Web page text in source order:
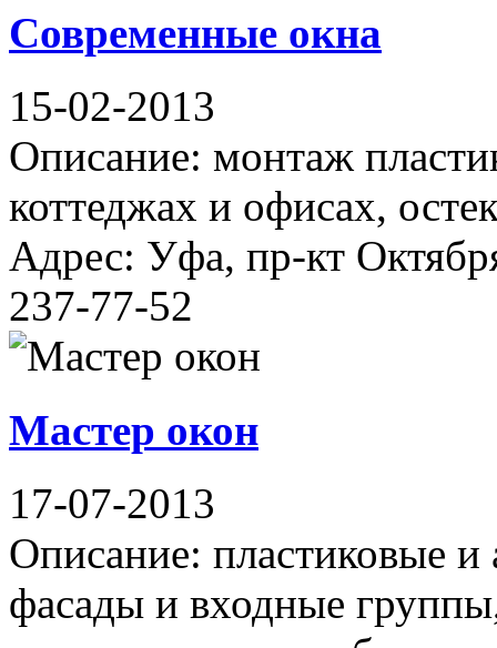
Современные окна
15-02-2013
Описание: монтаж
коттеджах и офисах,
Адрес: Уфа, пр-кт
237-77-52
Мастер окон
17-07-2013
Описание: пластиковые
фасады и входные